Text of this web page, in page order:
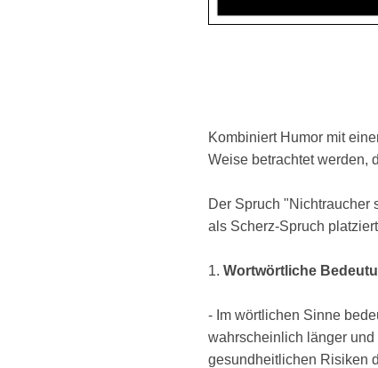
Kombiniert Humor mit
Weise betrachtet werden,
Der Spruch "Nichtraucher
als Scherz-Spruch
1. Wortwörtliche
- Im wörtlichen Sinne
wahrscheinlich länger
gesundheitlichen Risiken